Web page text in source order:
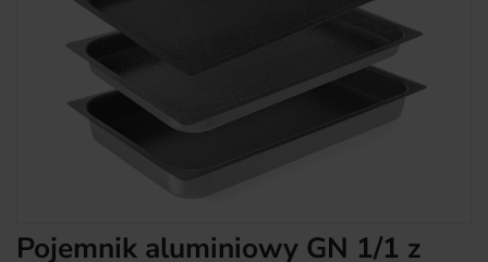
Pojemnik aluminiowy GN 1/1 z